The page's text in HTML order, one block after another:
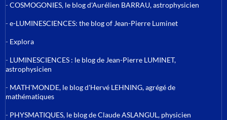
-COSMOGONIES, le blog d'Aurélien BARRAU, astrophysicien
-e-LUMINESCIENCES: the blog of Jean-Pierre Luminet
- Explora
- LUMINESCIENCES : le blog de Jean-Pierre LUMINET,
astrophysicien
- MATH'MONDE, le blog d'Hervé LEHNING, agrégé de
mathématiques
- PHYSMATIQUES, le blog de Claude ASLANGUL, physicien